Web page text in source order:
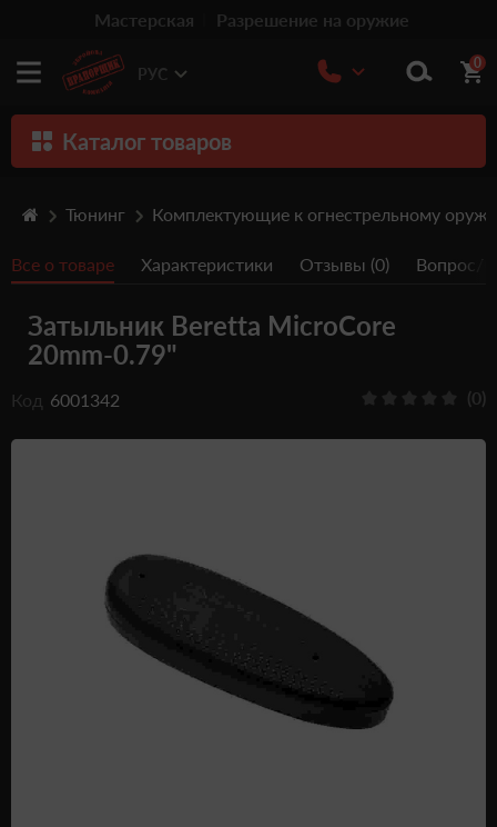
Мастерская Разрешение на оружие
РУС
0
Каталог товаров
Травматическое оружие
Пистолеты
Оптика
Тюнинг
Дроны (БПЛА)
Подарочные Сертификати
Тюнинг Комплектующие к огнестрельному
Все о товаре Характеристики Отзывы (0) Вопрос/
Затыльник Beretta MicroCore
20mm-0.79"
Код 6001342 (0)